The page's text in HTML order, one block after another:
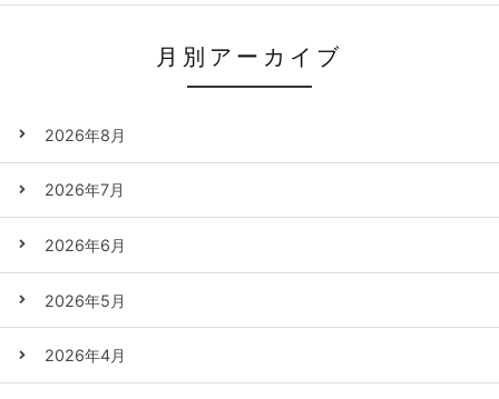
月別アーカイブ
2026年8月
2026年7月
2026年6月
2026年5月
2026年4月